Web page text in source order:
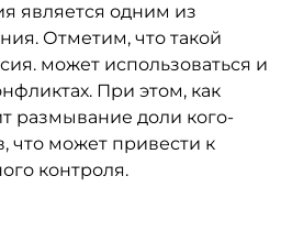
является одним из
Отметим, что такой
может использоваться и
При этом, как
размывание доли кого-
что может привести к
контроля.